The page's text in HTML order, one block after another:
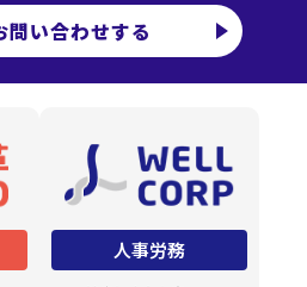
問い合わせする
人事労務
に必要なコスト
スト：